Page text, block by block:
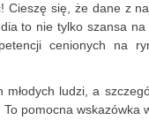
Cieszę się, że dane z
to nie tylko szansa
cenionych na
młodych ludzi, a
pomocna wskazówka